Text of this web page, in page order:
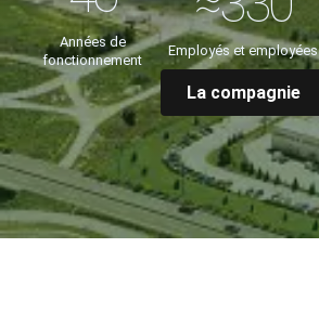
Années de
fonctionnement
Employés et employées
La compagnie